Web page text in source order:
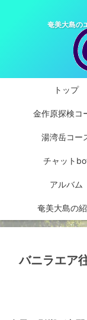
奄美大島の
トップ
金作原探検コ
湯湾岳コー
チャット
アルバム
奄美大島の
バニラエア